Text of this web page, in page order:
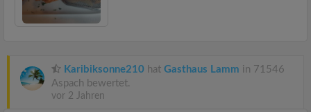
Karibiksonne210 hat Gasthaus Lamm in 71546
Aspach bewertet.
vor 2 Jahren